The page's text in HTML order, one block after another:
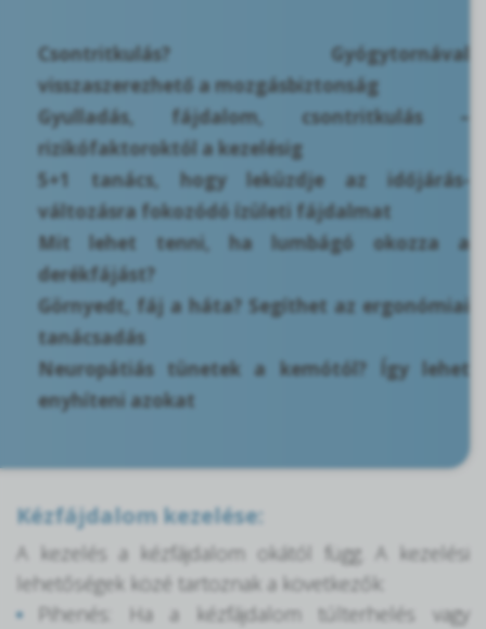
Csontritkulás? Gyógytornával
visszaszerezhető a mozgásbiztonság
Gyulladás, fájdalom, csontritkulás –
rizikófaktoroktól a kezelésig
5+1 tanács, hogy leküzdje az időjárás-
változásra fokozódó ízületi fájdalmat
Mit lehet tenni, ha lumbágó okozza a
derékfájást?
Görnyedt, fáj a háta? Segíthet az ergonómiai
tanácsadás
Neuropátiás tünetek a kemótól? Így lehet
enyhíteni azokat
Kézfájdalom kezelése:
A kezelés a kézfájdalom okától függ. A kezelési
lehetőségek közé tartoznak a következők:
Pihenés: Ha a kézfájdalom túlterhelés vagy